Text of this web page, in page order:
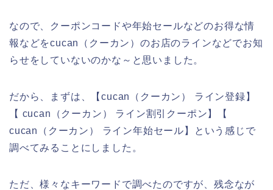
なので、クーポンコードや年始セールなどのお得な情
報などをcucan（クーカン）のお店のラインなどでお知
らせをしていないのかな～と思いました。
だから、まずは、【cucan（クーカン） ライン登録】
【 cucan（クーカン） ライン割引クーポン】【
cucan（クーカン） ライン年始セール】という感じで
調べてみることにしました。
ただ、様々なキーワードで調べたのですが、残念なが